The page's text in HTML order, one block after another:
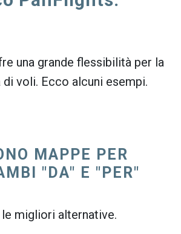
una grande flessibilità per la
voli. Ecco alcuni esempi.
MAPPE PER
"DA" E "PER"
migliori alternative.